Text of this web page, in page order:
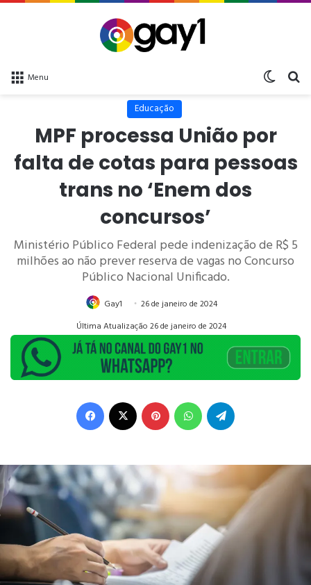
Menu
Educação
MPF processa União por
falta de cotas para pessoas
trans no ‘Enem dos
concursos’
Ministério Público Federal pede indenização de R$ 5
milhões ao não prever reserva de vagas no Concurso
Público Nacional Unificado.
Gay1
26 de janeiro de 2024
Última Atualização 26 de janeiro de 2024
Facebook Pinterest WhatsApp